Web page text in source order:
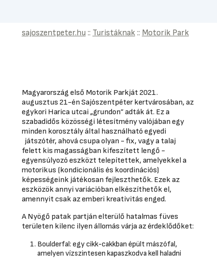
sajoszentpeter.hu:: Turistáknak:: Motorik Park
Magyarország első Motorik Parkját 2021.
augusztus 21-én Sajószentpéter kertvárosában, az
egykori Harica utcai „grundon” adták át. Ez a
szabadidős közösségi létesítmény valójában egy
minden korosztály által használható egyedi
játszótér, ahová csupa olyan - fix, vagy a talaj
felett kis magasságban kifeszített lengő -
egyensúlyozó eszközt telepítettek, amelyekkel a
motorikus (kondicionális és koordinációs)
képességeink játékosan fejleszthetők. Ezek az
eszközök annyi variációban elkészíthetők el,
amennyit csak az emberi kreativitás enged.
A Nyögő patak partján elterülő hatalmas füves
területen kilenc ilyen állomás várja az érdeklődőket:
Boulderfal: egy cikk-cakkban épült mászófal,
amelyen vízszintesen kapaszkodva kell haladni